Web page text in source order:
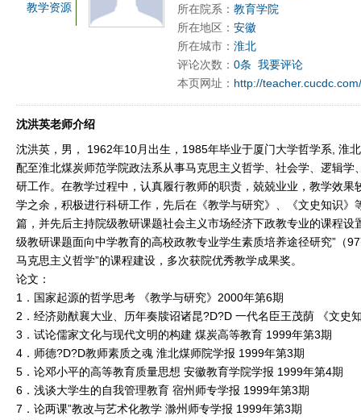
教学资源
所在院系： 教育学院
所在地区： 安徽
所在城市： 淮北
评论次数： 0条 我要评论
本页网址： http://
沈洪英老师介绍
沈洪英，男， 1962年10月出生，1985年毕业于厦门大学哲学系, 淮
配至淮北煤炭师范学院政法系从事马克思主义哲学、社会学、逻辑学
研工作。在教学过程中，认真履行教师的职责，兢兢业业，教学效果
学之余，积极进行科研工作，先后在《教学与研究》、《文史知识》
篇，并先后主持院级教研课题社会主义市场经济下政教专业的课程设
级教研课题面向中学教育的高校政教专业学生素质培养途径研究”（
马克思主义哲学”的课程建设，多次获院优秀教学成果奖。
论文：
1．国家起源的哲学思考 《教学与研究》2000年第6期
2．经济勋猷襄大业、历年奏牍诏诸昆?D?D 一代名臣王茂荫 《文史
3．试论儒家文化与现代文明的构建 煤炭高等教育 1999年第3期
4．师德?D?D教师素质之魂 淮北煤师院学报 1999年第3期
5．论邓小平的高等教育质量思想 安徽教育学院学报 1999年第4期
6．浅谈大学生的自我管理教育 宿州师专学报 1999年第3期
7．论两课”教改与艺术化教学 滁州师专学报 1999年第3期